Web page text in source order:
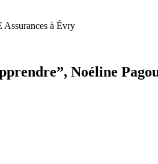
Assurances à Évry
Noéline